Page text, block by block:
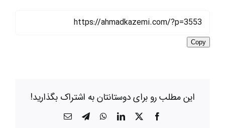
Copy
این مطلب رو برای دوستانتان به اشتراک بگذارید!
Facebook
X
LinkedIn
WhatsApp
Telegramایمیل